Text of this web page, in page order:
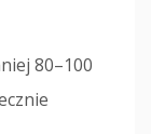
80–100